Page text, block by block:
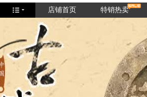
店铺首页 特销热卖